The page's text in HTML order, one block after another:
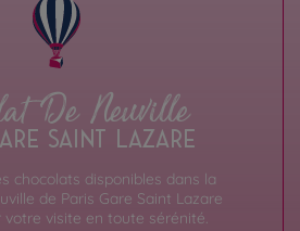
De Neuville
SAINT LAZARE
chocolats disponibles dans la
de Paris Gare Saint Lazare
visite en toute sérénité.